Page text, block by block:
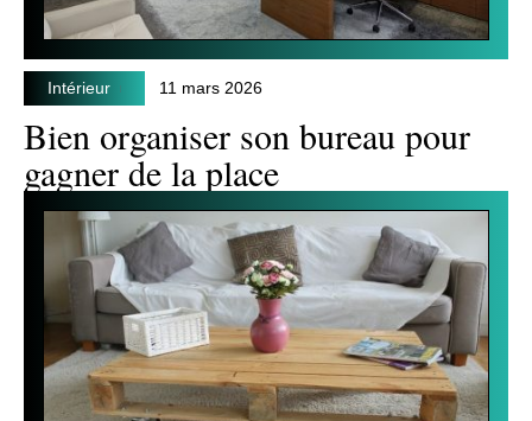
Intérieur 11 mars 2026
Bien organiser son bureau pour
gagner de la place